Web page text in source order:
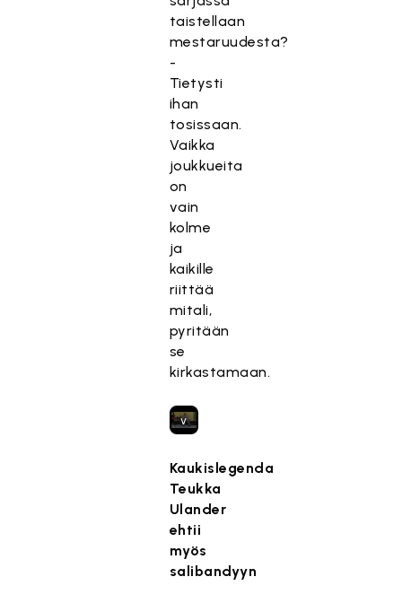
taistellaan
mestaruudesta?
-
Tietysti
ihan
tosissaan.
Vaikka
joukkueita
on
vain
kolme
ja
kaikille
riittää
mitali,
pyritään
se
kirkastamaan.
l
t
ö
n
e
s
t
e
t
t
y
k
o
s
k
a
s
v
ii
m
Kaukislegenda
Teukka
Ulander
ehtii
myös
salibandyyn